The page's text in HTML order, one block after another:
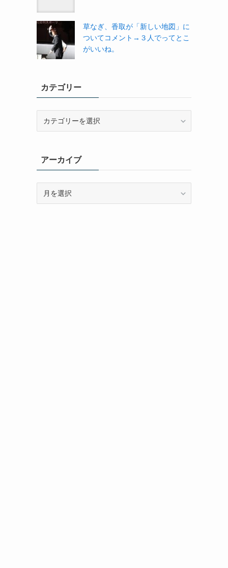
草なぎ、香取が「新しい地図」に
ついてコメント→３人でってとこ
がいいね。
カテゴリー
ーアーカイブ